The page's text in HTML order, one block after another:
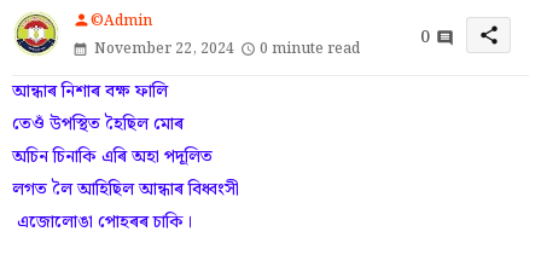
person©Admin
November 22, 2024
0 minute read 0 share
আন্ধাৰ নিশাৰ বক্ষ ফালি
তেওঁ উপস্থিত হৈছিল মোৰ
অচিন চিনাকি এৰি অহা পদূলিত
লগত লৈ আহিছিল আন্ধাৰ বিধ্বংসী
এজোলোঙা পোহৰৰ চাকি।